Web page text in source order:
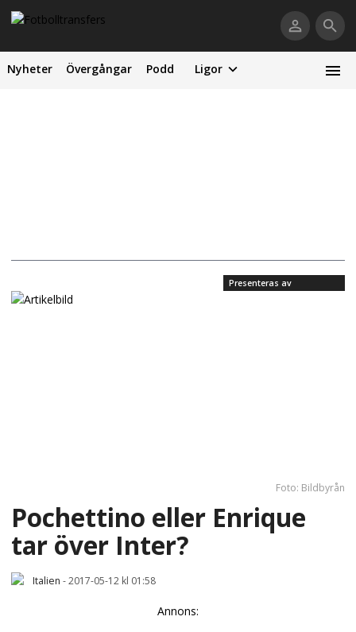
Nyheter Övergångar Podd Ligor
Presenteras av
Foto: Bildbyrån
Pochettino eller Enrique
tar över Inter?
Italien -2017-05-12 kl 01:58
Annons: